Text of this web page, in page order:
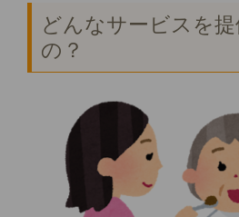
どんなサービスを
の？